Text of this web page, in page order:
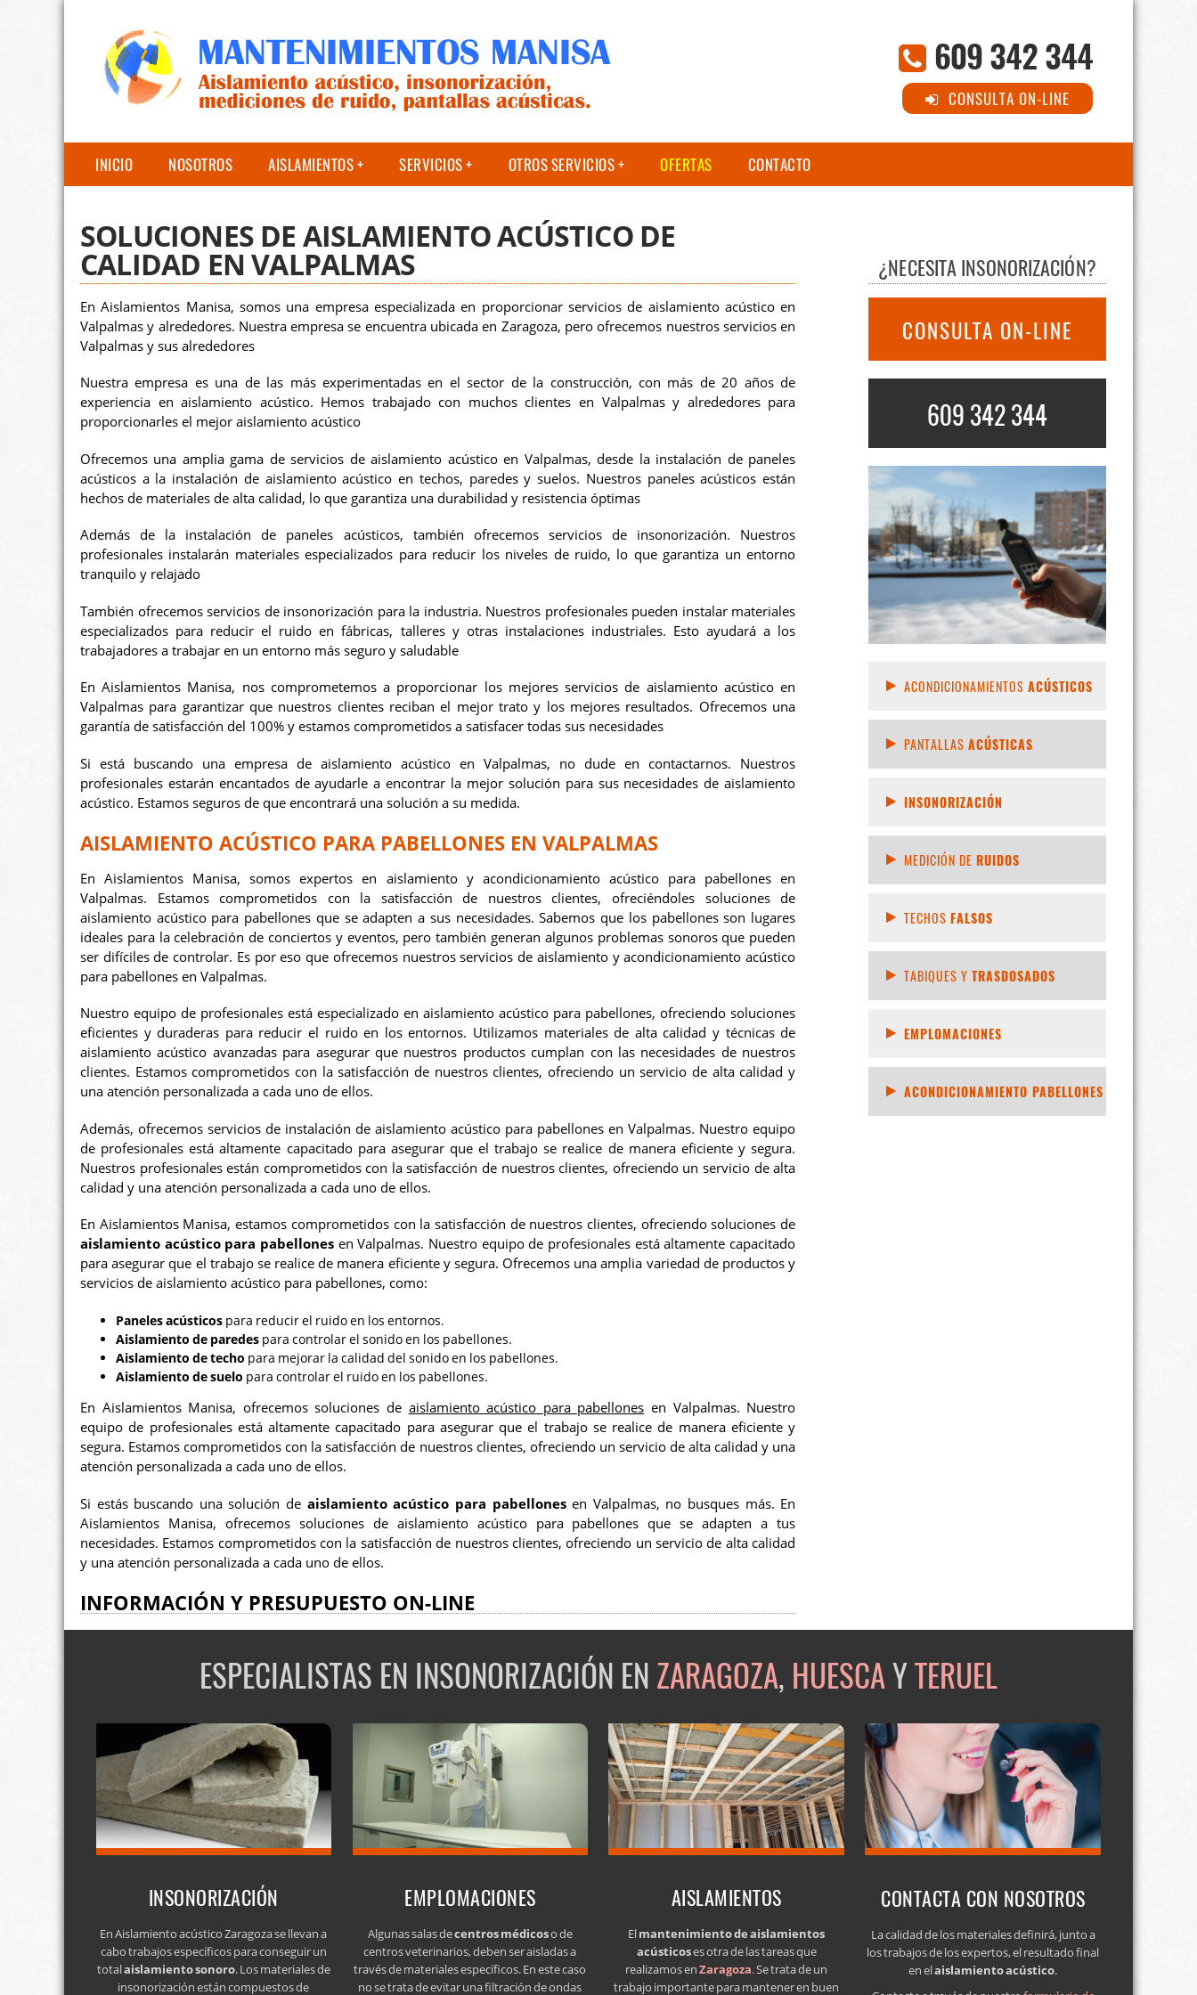
609 342 344
CONSULTA ON-LINE
INICIO NOSOTROS AISLAMIENTOS SERVICIOS OTROS SERVICIOS OFERTAS CONTACTO
SOLUCIONES DE AISLAMIENTO ACÚSTICO DE
CALIDAD EN VALPALMAS
En Aislamientos Manisa, somos una empresa especializada en proporcionar servicios de aislamiento acústico en
Valpalmas y alrededores. Nuestra empresa se encuentra ubicada en Zaragoza, pero ofrecemos nuestros servicios en
Valpalmas y sus alrededores
Nuestra empresa es una de las más experimentadas en el sector de la construcción, con más de 20 años de
experiencia en aislamiento acústico. Hemos trabajado con muchos clientes en Valpalmas y alrededores para
proporcionarles el mejor aislamiento acústico
Ofrecemos una amplia gama de servicios de aislamiento acústico en Valpalmas, desde la instalación de paneles
acústicos a la instalación de aislamiento acústico en techos, paredes y suelos. Nuestros paneles acústicos están
hechos de materiales de alta calidad, lo que garantiza una durabilidad y resistencia óptimas
Además de la instalación de paneles acústicos, también ofrecemos servicios de insonorización. Nuestros
profesionales instalarán materiales especializados para reducir los niveles de ruido, lo que garantiza un entorno
tranquilo y relajado
También ofrecemos servicios de insonorización para la industria. Nuestros profesionales pueden instalar materiales
especializados para reducir el ruido en fábricas, talleres y otras instalaciones industriales. Esto ayudará a los
trabajadores a trabajar en un entorno más seguro y saludable
En Aislamientos Manisa, nos comprometemos a proporcionar los mejores servicios de aislamiento acústico en
Valpalmas para garantizar que nuestros clientes reciban el mejor trato y los mejores resultados. Ofrecemos una
garantía de satisfacción del 100% y estamos comprometidos a satisfacer todas sus necesidades
Si está buscando una empresa de aislamiento acústico en Valpalmas, no dude en contactarnos. Nuestros
profesionales estarán encantados de ayudarle a encontrar la mejor solución para sus necesidades de aislamiento
acústico. Estamos seguros de que encontrará una solución a su medida.
AISLAMIENTO ACÚSTICO PARA PABELLONES EN VALPALMAS
En Aislamientos Manisa, somos expertos en aislamiento y acondicionamiento acústico para pabellones en
Valpalmas. Estamos comprometidos con la satisfacción de nuestros clientes, ofreciéndoles soluciones de
aislamiento acústico para pabellones que se adapten a sus necesidades. Sabemos que los pabellones son lugares
ideales para la celebración de conciertos y eventos, pero también generan algunos problemas sonoros que pueden
ser difíciles de controlar. Es por eso que ofrecemos nuestros servicios de aislamiento y acondicionamiento acústico
para pabellones en Valpalmas.
Nuestro equipo de profesionales está especializado en aislamiento acústico para pabellones, ofreciendo soluciones
eficientes y duraderas para reducir el ruido en los entornos. Utilizamos materiales de alta calidad y técnicas de
aislamiento acústico avanzadas para asegurar que nuestros productos cumplan con las necesidades de nuestros
clientes. Estamos comprometidos con la satisfacción de nuestros clientes, ofreciendo un servicio de alta calidad y
una atención personalizada a cada uno de ellos.
Además, ofrecemos servicios de instalación de aislamiento acústico para pabellones en Valpalmas. Nuestro equipo
de profesionales está altamente capacitado para asegurar que el trabajo se realice de manera eficiente y segura.
Nuestros profesionales están comprometidos con la satisfacción de nuestros clientes, ofreciendo un servicio de alta
calidad y una atención personalizada a cada uno de ellos.
En Aislamientos Manisa, estamos comprometidos con la satisfacción de nuestros clientes, ofreciendo soluciones de
aislamiento acústico para pabellones en Valpalmas. Nuestro equipo de profesionales está altamente capacitado
para asegurar que el trabajo se realice de manera eficiente y segura. Ofrecemos una amplia variedad de productos y
servicios de aislamiento acústico para pabellones, como:
Paneles acústicos para reducir el ruido en los entornos.
Aislamiento de paredes para controlar el sonido en los pabellones.
Aislamiento de techo para mejorar la calidad del sonido en los pabellones.
Aislamiento de suelo para controlar el ruido en los pabellones.
En Aislamientos Manisa, ofrecemos soluciones de aislamiento acústico para pabellones en Valpalmas. Nuestro
equipo de profesionales está altamente capacitado para asegurar que el trabajo se realice de manera eficiente y
segura. Estamos comprometidos con la satisfacción de nuestros clientes, ofreciendo un servicio de alta calidad y una
atención personalizada a cada uno de ellos.
Si estás buscando una solución de aislamiento acústico para pabellonesen Valpalmas, no busques más. En
Aislamientos Manisa, ofrecemos soluciones de aislamiento acústico para pabellones que se adapten a tus
necesidades. Estamos comprometidos con la satisfacción de nuestros clientes, ofreciendo un servicio de alta calidad
y una atención personalizada a cada uno de ellos.
INFORMACIÓN Y PRESUPUESTO ON-LINE
¿NECESITA INSONORIZACIÓN?
CONSULTA ON-LINE
609 342 344
ACONDICIONAMIENTOS ACÚSTICOS
PANTALLAS ACÚSTICAS
INSONORIZACIÓN
MEDICIÓN DE RUIDOS
TECHOS FALSOS
TABIQUES Y TRASDOSADOS
EMPLOMACIONES
ACONDICIONAMIENTO PABELLONES
ESPECIALISTAS EN INSONORIZACIÓN ENZARAGOZA, HUESCAYTERUEL
INSONORIZACIÓN
En Aislamiento acústico Zaragoza se llevan a
cabo trabajos específicos para conseguir un
totalaislamiento sonoro. Los materiales de
insonorización están compuestos de
EMPLOMACIONES
Algunas salas decentros médicoso de
centros veterinarios, deben ser aisladas a
través de materiales específicos. En este caso
no se trata de evitar una filtración de ondas
AISLAMIENTOS
Elmantenimiento de aislamientos
acústicoses otra de las tareas que
realizamos enZaragoza. Se trata de un
trabajo importante para mantener en buen
CONTACTA CON NOSOTROS
La calidad de los materiales definirá, junto a
los trabajos de los expertos, el resultado final
en elaislamiento acústico.